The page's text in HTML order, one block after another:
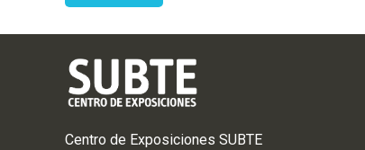
Centro de Exposiciones SUBTE